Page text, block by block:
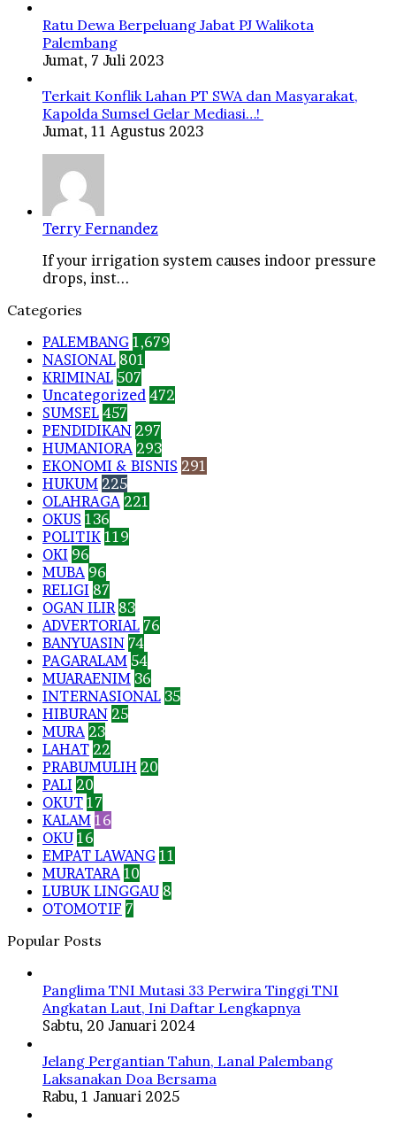
Ratu Dewa Berpeluang Jabat PJ Walikota
Palembang
Jumat, 7 Juli 2023
Terkait Konflik Lahan PT SWA dan Masyarakat,
Kapolda Sumsel Gelar Mediasi…!
Jumat, 11 Agustus 2023
Terry Fernandez
If your irrigation system causes indoor pressure
drops, inst...
Categories
PALEMBANG 1,679
NASIONAL 801
KRIMINAL 507
Uncategorized 472
SUMSEL 457
PENDIDIKAN 297
HUMANIORA 293
EKONOMI & BISNIS 291
HUKUM 225
OLAHRAGA 221
OKUS 136
POLITIK 119
OKI 96
MUBA 96
RELIGI 87
OGAN ILIR 83
ADVERTORIAL 76
BANYUASIN 74
PAGARALAM 54
MUARAENIM 36
INTERNASIONAL 35
HIBURAN 25
MURA 23
LAHAT 22
PRABUMULIH 20
PALI 20
OKUT 17
KALAM 16
OKU 16
EMPAT LAWANG 11
MURATARA 10
LUBUK LINGGAU 8
OTOMOTIF 7
Popular Posts
Panglima TNI Mutasi 33 Perwira Tinggi TNI
Angkatan Laut, Ini Daftar Lengkapnya
Sabtu, 20 Januari 2024
Jelang Pergantian Tahun, Lanal Palembang
Laksanakan Doa Bersama
Rabu, 1 Januari 2025